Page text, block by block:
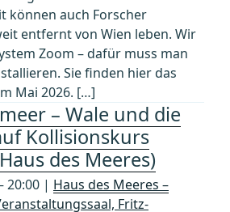
können auch Forscher
entfernt von Wien leben. Wir
Zoom – dafür muss man
Sie finden hier das
Mai 2026. […]
– Wale und die
Kollisionskurs
des Meeres)
20:00 | Haus des Meeres –
Fritz-